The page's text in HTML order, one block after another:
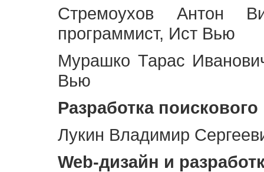
Стремоухов Антон
программист, Ист Вью
Мурашко Тарас
Вью
Разработка
Лукин Владимир
Web-дизайн и